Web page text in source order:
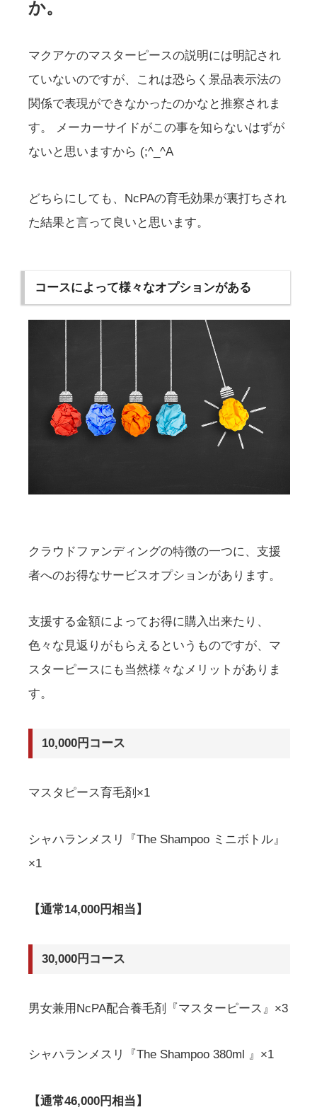
か。
マクアケのマスターピースの説明には明記され
ていないのですが、これは恐らく景品表示法の
関係で表現ができなかったのかなと推察されま
す。 メーカーサイドがこの事を知らないはずが
ないと思いますから (;^_^A
どちらにしても、NcPAの育毛効果が裏打ちされ
た結果と言って良いと思います。
コースによって様々なオプションがある
クラウドファンディングの特徴の一つに、支援
者へのお得なサービスオプションがあります。
支援する金額によってお得に購入出来たり、
色々な見返りがもらえるというものですが、マ
スターピースにも当然様々なメリットがありま
す。
10,000円コース
マスタピース育毛剤×1
シャハランメスリ『The Shampoo ミニボトル』
×1
【通常14,000円相当】
30,000円コース
男女兼用NcPA配合養毛剤『マスターピース』×3
シャハランメスリ『The Shampoo 380ml 』×1
【通常46,000円相当】